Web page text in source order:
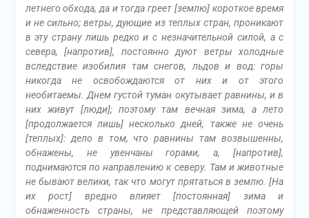
летнего обхода, да и тогда греет [землю] короткое время
и не сильно; ветры, дующие из теплых стран, проникают
в эту страну лишь редко и с незначительной силой, а с
севера, [напротив], постоянно дуют ветры холодные
вследствие изобилия там снегов, льдов и вод: горы
никогда не освобождаются от них и от этого
необитаемы. Днем густой туман окутывает равнины, и в
них живут [люди]; поэтому там вечная зима, а лето
[продолжается лишь] несколько дней, также не очень
[теплых]: дело в том, что равнины там возвышенны,
обнажены, не увенчаны горами, а, [напротив],
поднимаются по направлению к северу. Там и животные
не бывают велики, так что могут прятаться в землю. [На
их рост] вредно влияет [постоянная] зима и
обнаженность страны, не представляющей поэтому